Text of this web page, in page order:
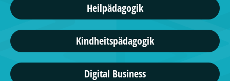
Heilpädagogik
Kindheitspädagogik
Digital Business